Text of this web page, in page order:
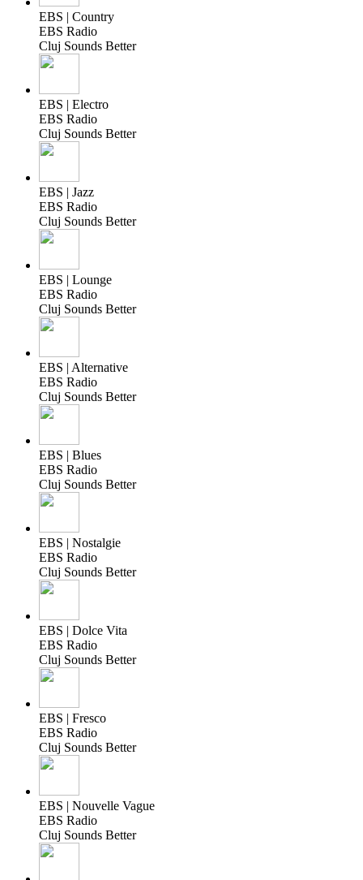
EBS | Country
EBS Radio
Cluj Sounds Better
EBS | Electro
EBS Radio
Cluj Sounds Better
EBS | Jazz
EBS Radio
Cluj Sounds Better
EBS | Lounge
EBS Radio
Cluj Sounds Better
EBS | Alternative
EBS Radio
Cluj Sounds Better
EBS | Blues
EBS Radio
Cluj Sounds Better
EBS | Nostalgie
EBS Radio
Cluj Sounds Better
EBS | Dolce Vita
EBS Radio
Cluj Sounds Better
EBS | Fresco
EBS Radio
Cluj Sounds Better
EBS | Nouvelle Vague
EBS Radio
Cluj Sounds Better